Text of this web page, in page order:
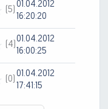
(5)
01.04.2012
16:20:20
(4)
01.04.2012
16:00:25
(0)
01.04.2012
17:41:15